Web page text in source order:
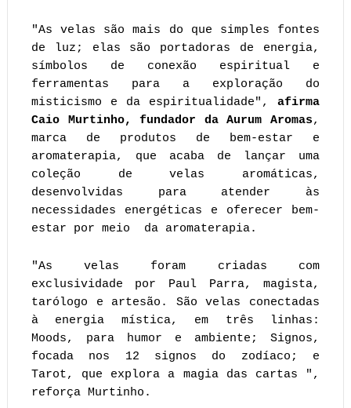
"As velas são mais do que simples fontes
de luz; elas são portadoras de energia,
símbolos de conexão espiritual e
ferramentas para a exploração do
misticismo e da espiritualidade",afirma
Caio Murtinho, fundador da Aurum Aromas,
marca de produtos de bem-estar e
aromaterapia, que acaba de lançar uma
coleção de velas aromáticas,
desenvolvidas para atender às
necessidades energéticas e oferecer bem-
estar por meio da aromaterapia.
"As velas foram criadas com
exclusividade por Paul Parra, magista,
tarólogo e artesão. São velas conectadas
à energia mística, em três linhas:
Moods, para humor e ambiente; Signos,
focada nos 12 signos do zodíaco; e
Tarot, que explora a magia das cartas ",
reforça Murtinho.